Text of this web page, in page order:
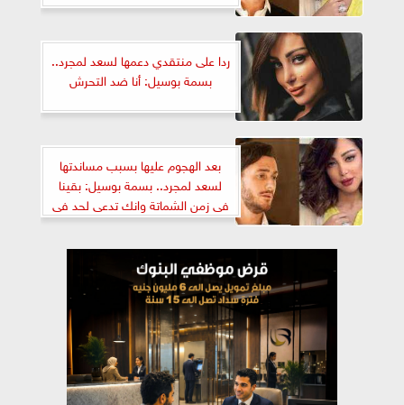
ردا على منتقدي دعمها لسعد لمجرد..
بسمة بوسيل: أنا ضد التحرش
بعد الهجوم عليها بسبب مساندتها
لسعد لمجرد.. بسمة بوسيل: بقينا
فى زمن الشماتة وانك تدعى لحد فى
مصيبة وجريمة